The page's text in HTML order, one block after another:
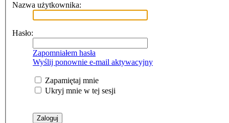
Nazwa użytkownika:
Hasło:
Zapomniałem hasła
Wyślij ponownie e-mail aktywacyjny
Zapamiętaj mnie
Ukryj mnie w tej sesji